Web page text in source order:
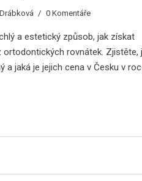
0 Komentáře
a estetický způsob, jak získat
ortodontických rovnátek. Zjistěte,
a jaká je jejich cena v Česku v